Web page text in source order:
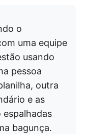
o
uma equipe
usando
pessoa
outra
e as
espalhadas
bagunça.